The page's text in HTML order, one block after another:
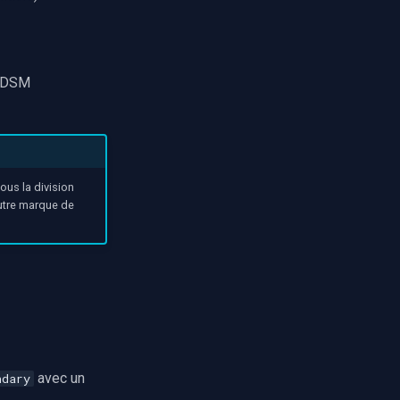
la division
marque de
avec un